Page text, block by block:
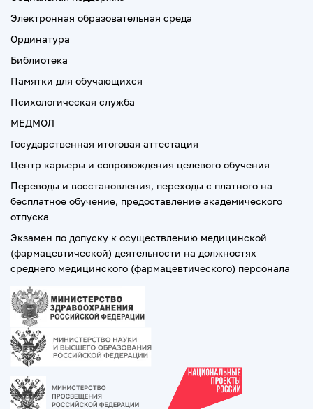
Электронная образовательная среда
Ординатура
Библиотека
Памятки для обучающихся
Психологическая служба
МЕДМОЛ
Государственная итоговая аттестация
Центр карьеры и сопровождения целевого обучения
Переводы и восстановления, переходы с платного на
бесплатное обучение, предоставление академического
отпуска
Экзамен по допуску к осуществлению медицинской
(фармацевтической) деятельности на должностях
среднего медицинского (фармацевтического) персонала